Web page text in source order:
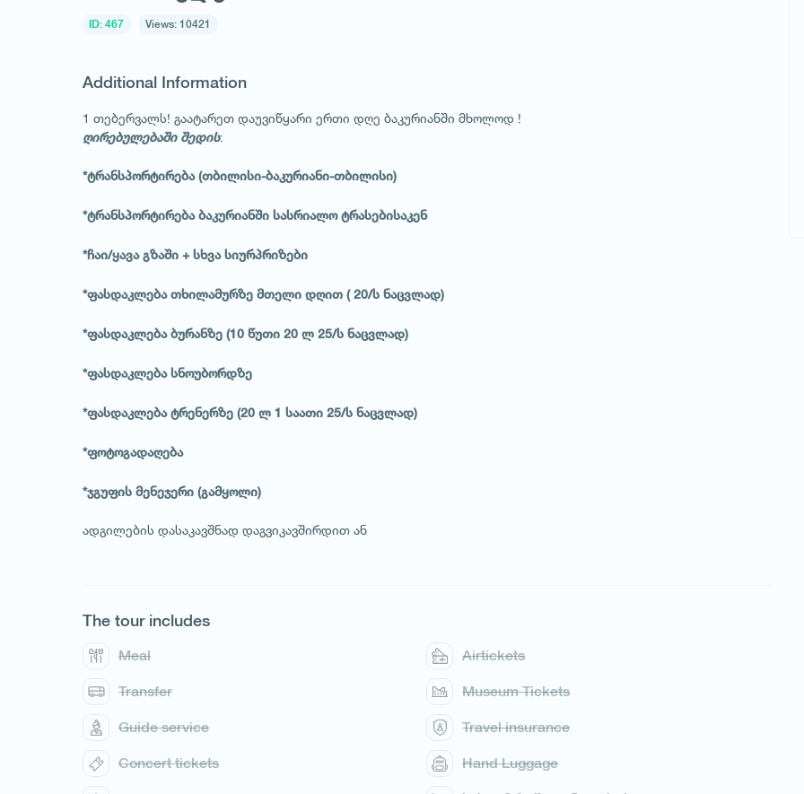
1 / 1
ID: 467 Views: 10421
Additional Information
1 თებერვალს! გაატარეთ დაუვიწყარი ერთი დღე ბაკურიანში მხოლოდ !
ღირებულებაში შედის:
*ტრანსპორტირება (თბილისი-ბაკურიანი-თბილისი)
*ტრანსპორტირება ბაკურიანში სასრიალო ტრასებისაკენ
*ჩაი/ყავა გზაში + სხვა სიურპრიზები
*ფასდაკლება თხილამურზე მთელი დღით ( 20/ს ნაცვლად)
*ფასდაკლება ბურანზე (10 წუთი 20 ლ 25/ს ნაცვლად)
*ფასდაკლება სნოუბორდზე
*ფასდაკლება ტრენერზე (20 ლ 1 საათი 25/ს ნაცვლად)
*ფოტოგადაღება
*ჯგუფის მენეჯერი (გამყოლი)
ადგილების დასაკავშნად დაგვიკავშირდით ან
The tour includes
Meal Airtickets
Transfer Museum Tickets
Guide service Travel insurance
Concert tickets Hand Luggage